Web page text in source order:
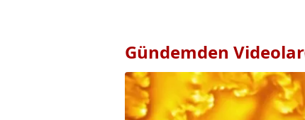
Gündemden Videolar